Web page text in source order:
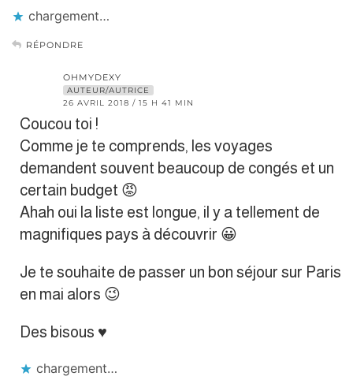
chargement…
RÉPONDRE
OHMYDEXY
AUTEUR/AUTRICE
26 AVRIL 2018 / 15 H 41 MIN
Coucou toi !
Comme je te comprends, les voyages
demandent souvent beaucoup de congés et un
certain budget 😡
Ahah oui la liste est longue, il y a tellement de
magnifiques pays à découvrir 😀
Je te souhaite de passer un bon séjour sur Paris
en mai alors 😉
Des bisous ♥
chargement…